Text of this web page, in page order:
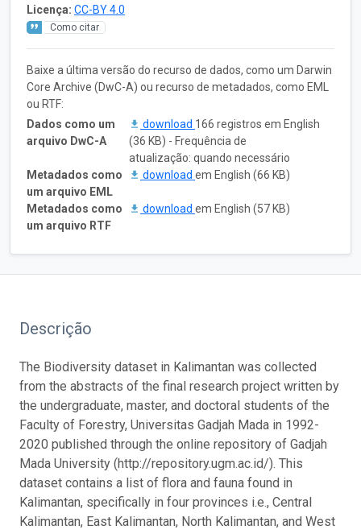
Licença: CC-BY 4.0
Como citar
Baixe a última versão do recurso de dados, como um Darwin
Core Archive (DwC-A) ou recurso de metadados, como EML
ou RTF:
Dados como um
arquivo DwC-A
download 166 registros em English
(36 KB) - Frequência de
atualização: quando necessário
Metadados como
um arquivo EML
download em English (66 KB)
Metadados como
um arquivo RTF
download em English (57 KB)
Descrição
The Biodiversity dataset in Kalimantan was collected
from the abstracts of the final research project written by
the undergraduate, master, and doctoral students of the
Faculty of Forestry, Universitas Gadjah Mada in 1992-
2020 published through the online repository of Gadjah
Mada University (http://repository.ugm.ac.id/). This
dataset contains a list of flora and fauna found in
Kalimantan, specifically in four provinces i.e., Central
Kalimantan, East Kalimantan, North Kalimantan, and West